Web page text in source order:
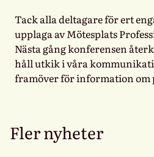
Tack alla deltagare för ert
upplaga av Mötesplats
Nästa gång konferensen
håll utkik i våra
framöver för information om
Fler nyheter